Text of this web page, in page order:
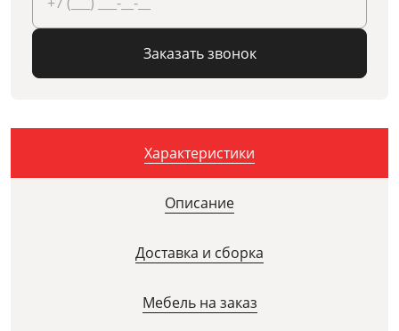
Заказать звонок
Характеристики
Описание
Доставка и сборка
Мебель на заказ